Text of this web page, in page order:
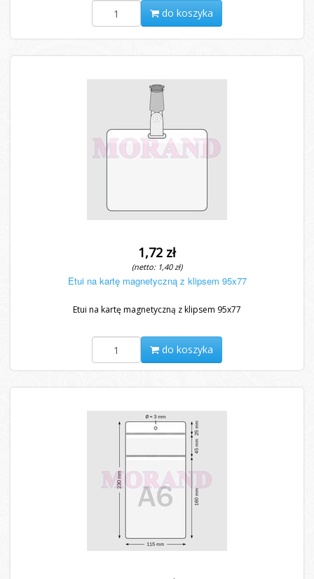
do koszyka
1,72 zł
(netto: 1,40 zł)
Etui na kartę magnetyczną z klipsem 95x77
Etui na kartę magnetyczną z klipsem 95x77
do koszyka